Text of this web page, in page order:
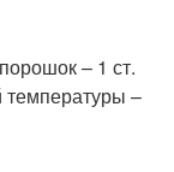
– 1 ст.
–